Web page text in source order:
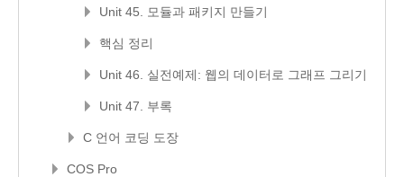
Unit 45. 모듈과 패키지 만들기
핵심 정리
Unit 46. 실전예제: 웹의 데이터로 그래프 그리기
Unit 47. 부록
C 언어 코딩 도장
COS Pro